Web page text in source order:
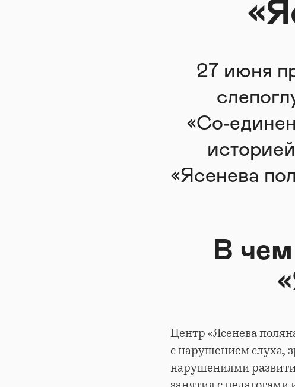
27 июня
«Ясенева
В
Центр «Ясенева
с нарушением слуха,
нарушениями